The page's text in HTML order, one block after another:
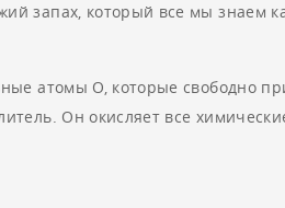
запах, который все мы знаем
атомы О, которые свободно
Он окисляет все